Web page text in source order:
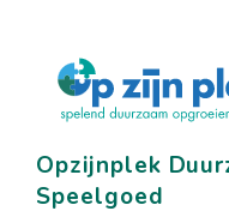
Opzijnplek
Speelgoed